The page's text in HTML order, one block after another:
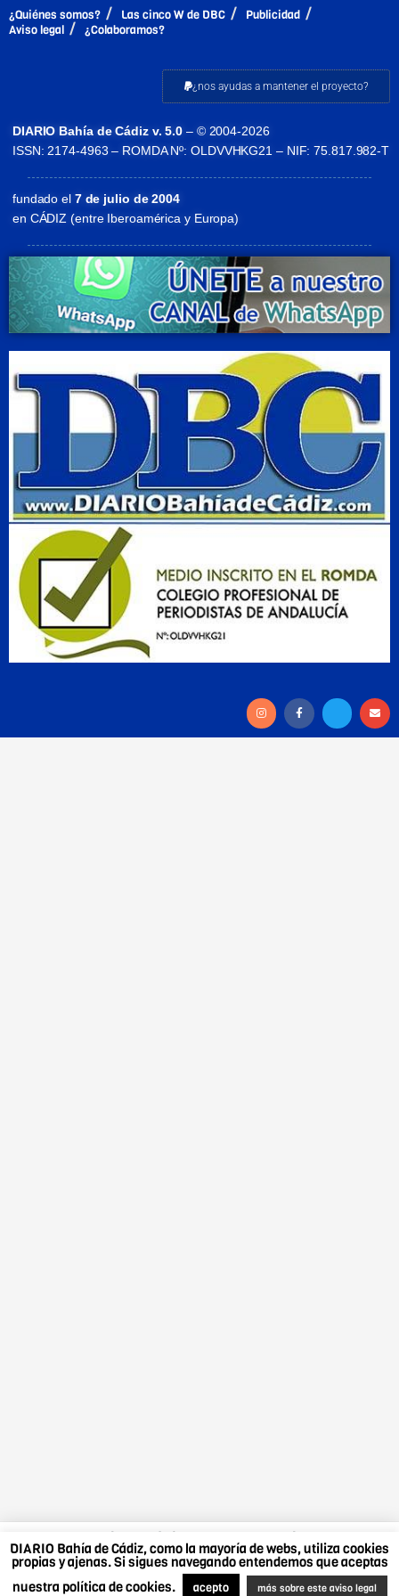
¿Quiénes somos? Las cinco W de DBC
Publicidad
Aviso legal
¿Colaboramos?
¿nos ayudas a mantener el proyecto?
DIARIO Bahía de Cádiz v. 5.0 – © 2004-2026
ISSN: 2174-4963 – ROMDA Nº: OLDVVHKG21 – NIF: 75.817.982-T
fundado el7 de julio de 2004
en CÁDIZ (entre Iberoamérica y Europa)
DIARIO Bahía de Cádiz, como la mayoría de webs, utiliza cookies
propias y ajenas. Si sigues navegando entendemos que aceptas
nuestra política de cookies.
acepto más sobre este aviso legal
DIARIO Bahía de Cádiz, como la mayoría de webs,
utiliza cookies propias y ajenas. Si sigues navegando
entendemos que aceptas nuestra política de cookies.
Más sobre este aviso legal
Acepto